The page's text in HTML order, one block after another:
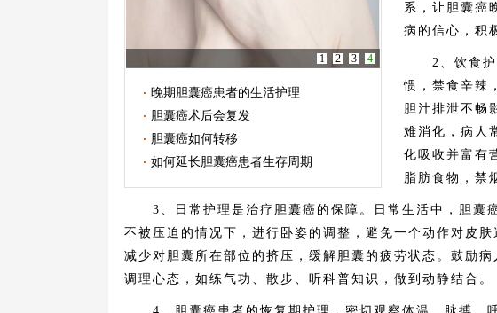
1 2 3 4
晚期胆囊癌患者的生活护理
胆囊癌术后会复发
胆囊癌如何转移
如何延长胆囊癌患者生存周期
系，让胆囊癌
病的信心，积
2、饮食护理
惯，禁食辛辣
胆汁排泄不畅
难消化，病人
化吸收并富有
脂肪食物，禁
3、日常护理是治疗胆囊癌的保障。日常生活中，胆囊
不被压迫的情况下，进行卧姿的调整，避免一个动作对皮
减少对胆囊所在部位的挤压，缓解胆囊的疲劳状态。鼓励
调理心态，如练气功、散步、听科普知识，做到动静结合。